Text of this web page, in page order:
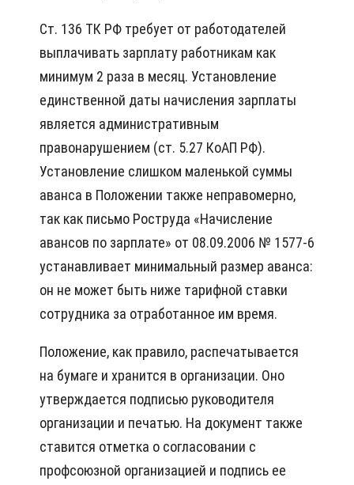
Ст. 136 ТК РФ требует от работодателей
выплачивать зарплату работникам как
минимум 2 раза в месяц. Установление
единственной даты начисления зарплаты
является административным
правонарушением (ст. 5.27 КоАП РФ).
Установление слишком маленькой суммы
аванса в Положении также неправомерно,
так как письмо Роструда «Начисление
авансов по зарплате» от 08.09.2006 № 1577-6
устанавливает минимальный размер аванса:
он не может быть ниже тарифной ставки
сотрудника за отработанное им время.
Положение, как правило, распечатывается
на бумаге и хранится в организации. Оно
утверждается подписью руководителя
организации и печатью. На документ также
ставится отметка о согласовании с
профсоюзной организацией и подпись ее